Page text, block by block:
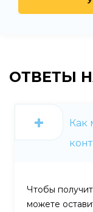
ОТВЕТЫ
Как
Чтобы
можете